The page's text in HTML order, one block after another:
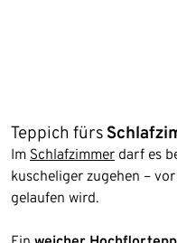
Teppich fürs
Im Schlafzimmer darf es
kuscheliger zugehen –
gelaufen wird.